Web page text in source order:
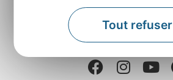
Tout refuser
Retrouvez-